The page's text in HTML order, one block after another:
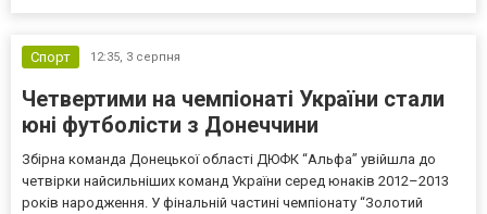
Спорт 12:35, 3 серпня
Четвертими на чемпіонаті України стали
юні футболісти з Донеччини
Збірна команда Донецької області ДЮФК “Альфа” увійшла до
четвірки найсильніших команд України серед юнаків 2012–2013
років народження. У фінальній частині чемпіонату “Золотий